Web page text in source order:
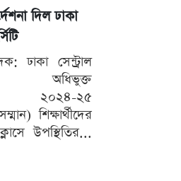
দিল ঢাকা
ঢাকা সেন্ট্রাল
অধিভুক্ত
২০২৪-২৫
শিক্ষার্থীদের
উপস্থিতির...